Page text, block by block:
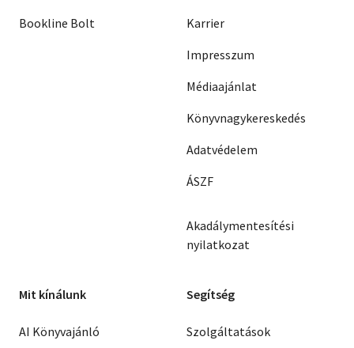
Bookline Bolt
Karrier
Impresszum
Médiaajánlat
Könyvnagykereskedés
Adatvédelem
ÁSZF
Akadálymentesítési
nyilatkozat
Mit kínálunk
AI Könyvajánló
Segítség
Szolgáltatások